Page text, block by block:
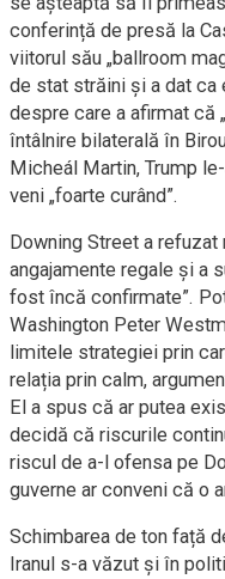
conferință de presă la
viitorul său „ballroom
de stat străini și a dat ca
despre care a afirmat că
întâlnire bilaterală în
Micheál Martin, Trump
veni „foarte curând”.
Downing Street a
angajamente regale și a
fost încă confirmate”.
Washington Peter
limitele strategiei prin
relația prin calm,
El a spus că ar putea
decidă că riscurile
riscul de a-l ofensa pe
guverne ar conveni că o
Schimbarea de ton față
Iranul s-a văzut și în